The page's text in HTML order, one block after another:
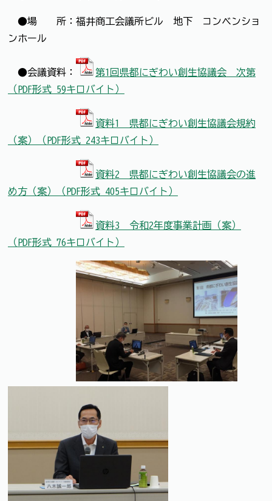
●場 所：福井商工会議所ビル 地下 コンベンショ
ンホール
●会議資料：
第1回県都にぎわい創生協議会 次第
（PDF形式 59キロバイト）
資料1 県都にぎわい創生協議会規約
（案）（PDF形式 243キロバイト）
資料2 県都にぎわい創生協議会の進
め方（案）（PDF形式 405キロバイト）
資料3 令和2年度事業計画（案）
（PDF形式 76キロバイト）